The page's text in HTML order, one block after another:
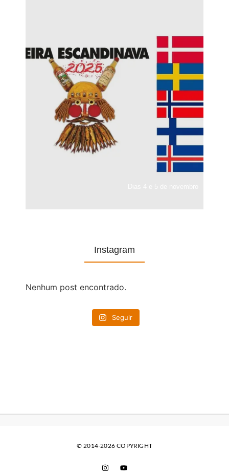
Instagram
Nenhum post encontrado.
Seguir
© 2014-2026 COPYRIGHT